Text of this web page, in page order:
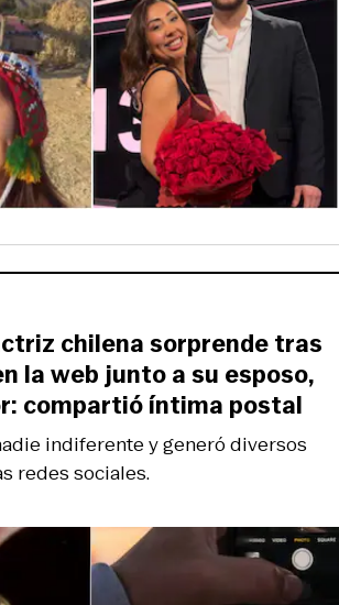
indiferente y generó diversos
redes sociales.
chilena sorprende tras
la web junto a su esposo,
compartió íntima postal